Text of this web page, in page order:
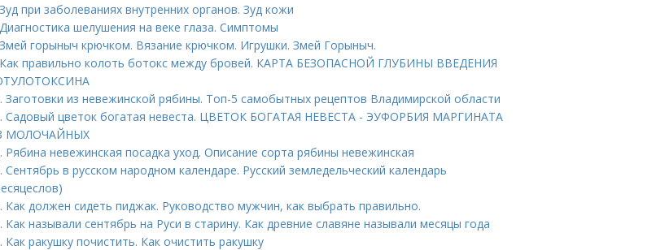
Зуд при заболеваниях внутренних органов. Зуд кожи
Диагностика шелушения на веке глаза. Симптомы
Змей горыныч крючком. Вязание крючком. Игрушки. Змей Горыныч.
Как правильно колоть ботокс между бровей. КАРТА БЕЗОПАСНОЙ ГЛУБИНЫ ВВЕДЕНИЯ
Заготовки из невежинской рябины. Топ-5 самобытных рецептов Владимирской области
Садовый цветок богатая невеста. ЦВЕТОК БОГАТАЯ НЕВЕСТА - ЭУФОРБИЯ МАРГИНАТА
МОЛОЧАЙНЫХ
Рябина невежинская посадка уход. Описание сорта рябины невежинская
Сентябрь в русском народном календаре. Русский земледельческий календарь
Как должен сидеть пиджак. Руководство мужчин, как выбрать правильно.
Как называли сентябрь на Руси в старину. Как древние славяне называли месяцы года
Как ракушку почистить. Как очистить ракушку